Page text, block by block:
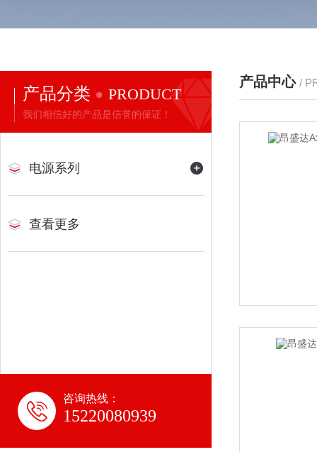
产品分类 PRODUCT
我们相信好的产品是信誉的保证！
电源系列
查看更多
咨询热线：
15220080939
产品中心 /